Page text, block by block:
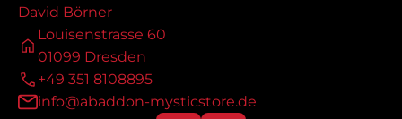
David Börner
Louisenstrasse 60
01099 Dresden
+49 351 8108895
info@abaddon-mysticstore.de